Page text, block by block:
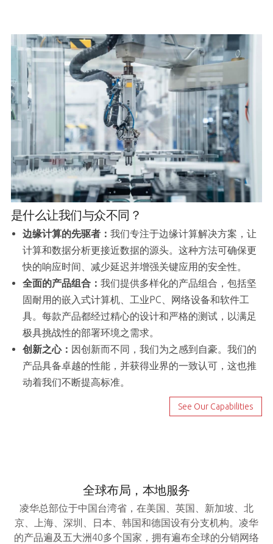
是什么让我们与众不同？
边缘计算的先驱者： 我们专注于边缘计算解决方案，让
计算和数据分析更接近数据的源头。这种方法可确保更
快的响应时间、减少延迟并增强关键应用的安全性。
全面的产品组合： 我们提供多样化的产品组合，包括坚
固耐用的嵌入式计算机、工业PC、网络设备和软件工
具。每款产品都经过精心的设计和严格的测试，以满足
极具挑战性的部署环境之需求。
创新之心： 因创新而不同，我们为之感到自豪。我们的
产品具备卓越的性能，并获得业界的一致认可，这也推
动着我们不断提高标准。
See Our Capabilities
全球布局，本地服务
凌华总部位于中国台湾省，在美国、英国、新加坡、北
京、上海、深圳、日本、韩国和德国设有分支机构。凌华
的产品遍及五大洲40多个国家，拥有遍布全球的分销网络